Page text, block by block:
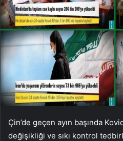
Çin’de geçen ayın başında
değişikliği ve sıkı kontrol